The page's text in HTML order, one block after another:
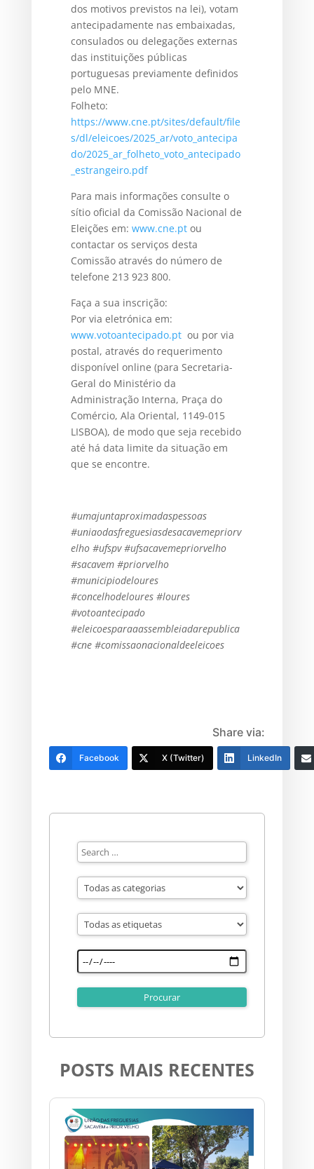
dos motivos previstos na lei), votam
antecipadamente nas embaixadas,
consulados ou delegações externas
das instituições públicas
portuguesas previamente definidos
pelo MNE.
Folheto:
https://www.cne.pt/sites/default/file
s/dl/eleicoes/2025_ar/voto_antecipa
do/2025_ar_folheto_voto_antecipado
_estrangeiro.pdf
Para mais informações consulte o
sítio oficial da Comissão Nacional de
Eleições em: www.cne.ptou
contactar os serviços desta
Comissão através do número de
telefone 213 923 800.
Faça a sua inscrição:
Por via eletrónica em:
www.votoantecipado.pt ou por via
postal, através do requerimento
disponível online (para Secretaria-
Geral do Ministério da
Administração Interna, Praça do
Comércio, Ala Oriental, 1149-015
LISBOA), de modo que seja recebido
até há data limite da situação em
que se encontre.
#umajuntaproximadaspessoas
#uniaodasfreguesiasdesacavemepriorv
elho #ufspv #ufsacavemepriorvelho
#sacavem #priorvelho
#municipiodeloures
#concelhodeloures #loures
#votoantecipado
#eleicoesparaaassembleiadarepublica
#cne #comissaonacionaldeeleicoes
Share via:
Facebook X (Twitter) LinkedIn
POSTS MAIS RECENTES